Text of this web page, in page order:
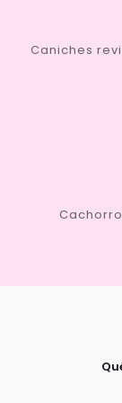
Caniches